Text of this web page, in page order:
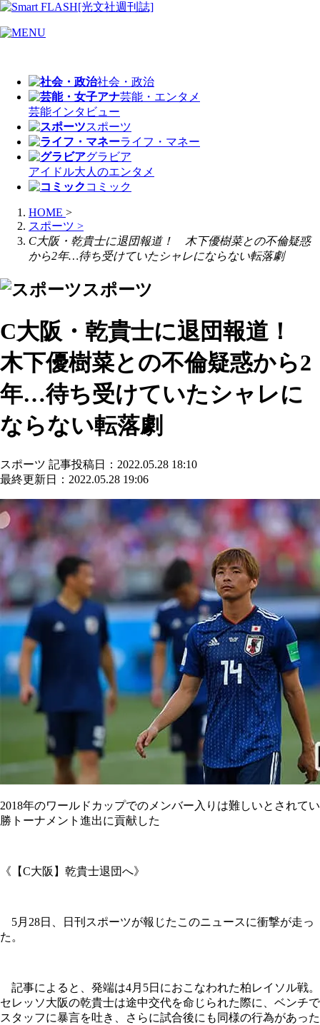
社会・政治
芸能・エンタメ
芸能インタビュー
スポーツ
ライフ・マネー
グラビア
アイドル大人のエンタメ
コミック
HOME >
スポーツ >
C大阪・乾貴士に退団報道！ 木下優樹菜との不倫疑惑
から2年…待ち受けていたシャレにならない転落劇
スポーツ
C大阪・乾貴士に退団報道！
木下優樹菜との不倫疑惑から2
年…待ち受けていたシャレに
ならない転落劇
スポーツ 記事投稿日：2022.05.28 18:10
最終更新日：2022.05.28 19:06
2018年のワールドカップでのメンバー入りは難しいとされて
勝トーナメント進出に貢献した
《【C大阪】乾貴士退団へ》
5月28日、日刊スポーツが報じたこのニュースに衝撃が走っ
た。
記事によると、発端は4月5日におこなわれた柏レイソル戦。
セレッソ大阪の乾貴士は途中交代を命じられた際に、ベンチで
スタッフに暴言を吐き、さらに試合後にも同様の行為があった